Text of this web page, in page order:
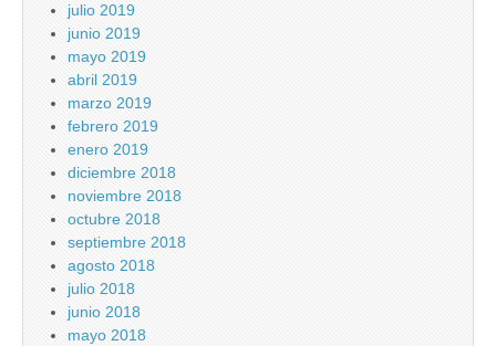
julio 2019
junio 2019
mayo 2019
abril 2019
marzo 2019
febrero 2019
enero 2019
diciembre 2018
noviembre 2018
octubre 2018
septiembre 2018
agosto 2018
julio 2018
junio 2018
mayo 2018